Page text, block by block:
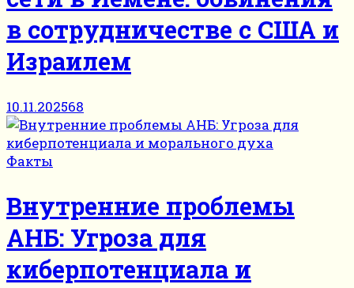
в сотрудничестве с США и
Израилем
10.11.202568
Факты
Внутренние проблемы
АНБ: Угроза для
киберпотенциала и